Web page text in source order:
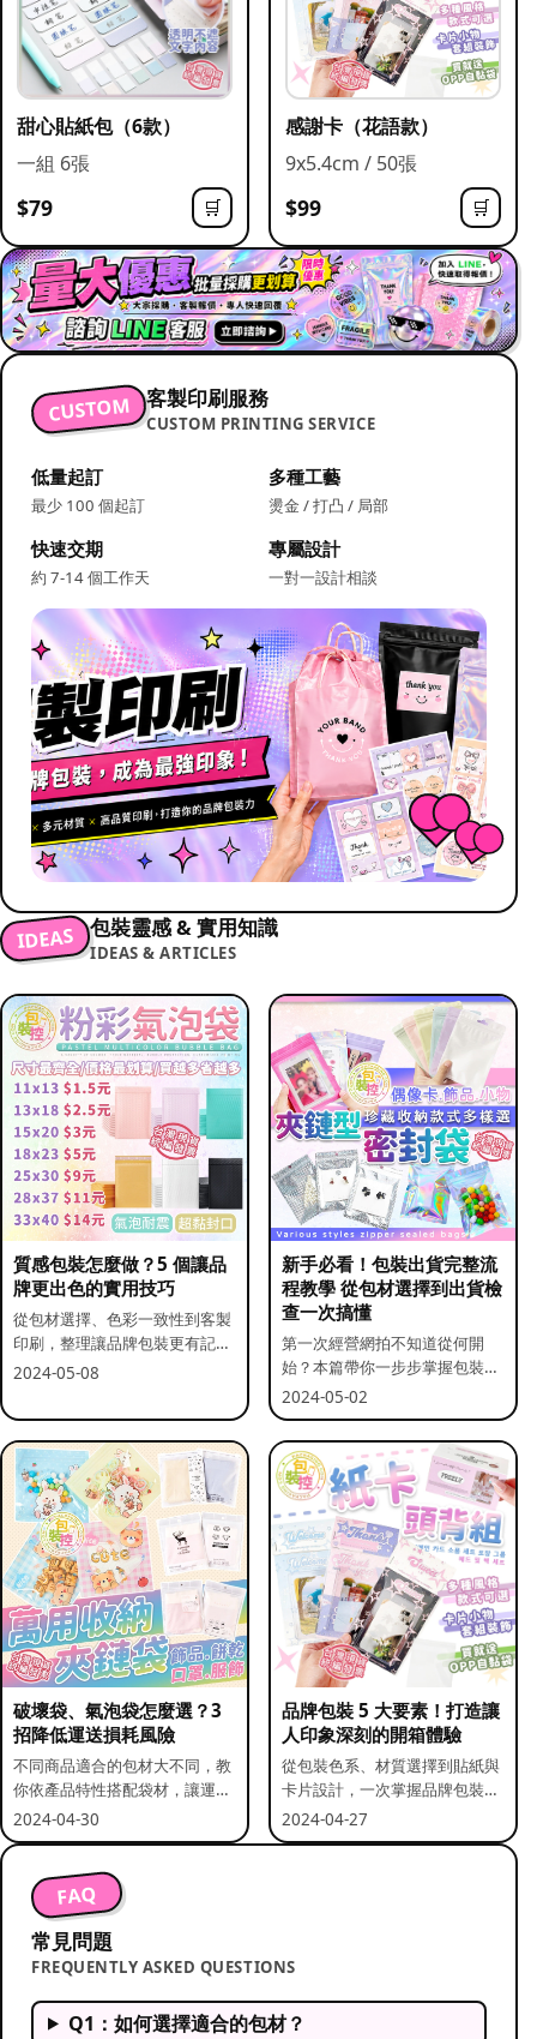
甜心貼紙包（6款）
一組 6張
$79 🛒
感謝卡（花語款）
9x5.4cm / 50張
$99 🛒
CUSTOM 客製印刷服務
CUSTOM PRINTING SERVICE
低量起訂
最少 100 個起訂
多種工藝
燙金 / 打凸 / 局部
快速交期
約 7-14 個工作天
專屬設計
一對一設計相談
IDEAS 包裝靈感 & 實用知識
IDEAS & ARTICLES
質感包裝怎麼做？5 個讓品
牌更出色的實用技巧
從包材選擇、色彩一致性到客製
印刷，整理讓品牌包裝更有記憶
點的實用做法。
2024-05-08
新手必看！包裝出貨完整流
程教學 從包材選擇到出貨檢
查一次搞懂
第一次經營網拍不知道從何開
始？本篇帶你一步步掌握包裝流
程與出貨前檢查重點。
2024-05-02
破壞袋、氣泡袋怎麼選？3
招降低運送損耗風險
不同商品適合的包材大不同，教
你依產品特性搭配袋材，讓運送
更安全。
2024-04-30
品牌包裝 5 大要素！打造讓
人印象深刻的開箱體驗
從包裝色系、材質選擇到貼紙與
卡片設計，一次掌握品牌包裝的
關鍵要素。
2024-04-27
FAQ
常見問題
FREQUENTLY ASKED QUESTIONS
Q1：如何選擇適合的包材？